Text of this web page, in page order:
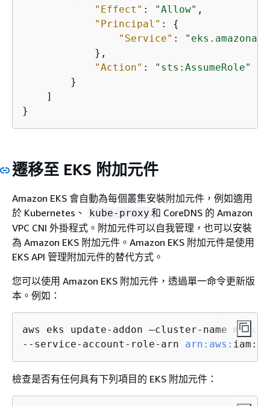
"Effect" : "Allow" ,
"Principal" : {
"Service" :
            },
"Action" :
"sts:AssumeRole"
        }
    ]
}
遷移至 EKS 附加元件
Amazon EKS 會自動為每個叢集安裝附加元件，例如適用
於 Kubernetes、
kube-proxy 和 CoreDNS 的 Amazon
VPC CNI 外掛程式。附加元件可以自我管理，也可以安裝
為 Amazon EKS 附加元件。Amazon EKS 附加元件是使用
EKS API 管理附加元件的替代方式。
您可以使用 Amazon EKS 附加元件，透過單一命令更新版
本。例如：
aws eks update-addon —cluster-name my-
--service-account-role-arn arn: aws: iam::
檢查是否有任何具有下列項目的 EKS 附加元件：